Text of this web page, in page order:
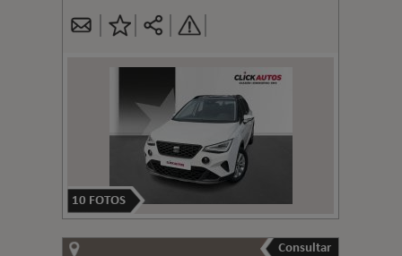
10 FOTOS
Consultar